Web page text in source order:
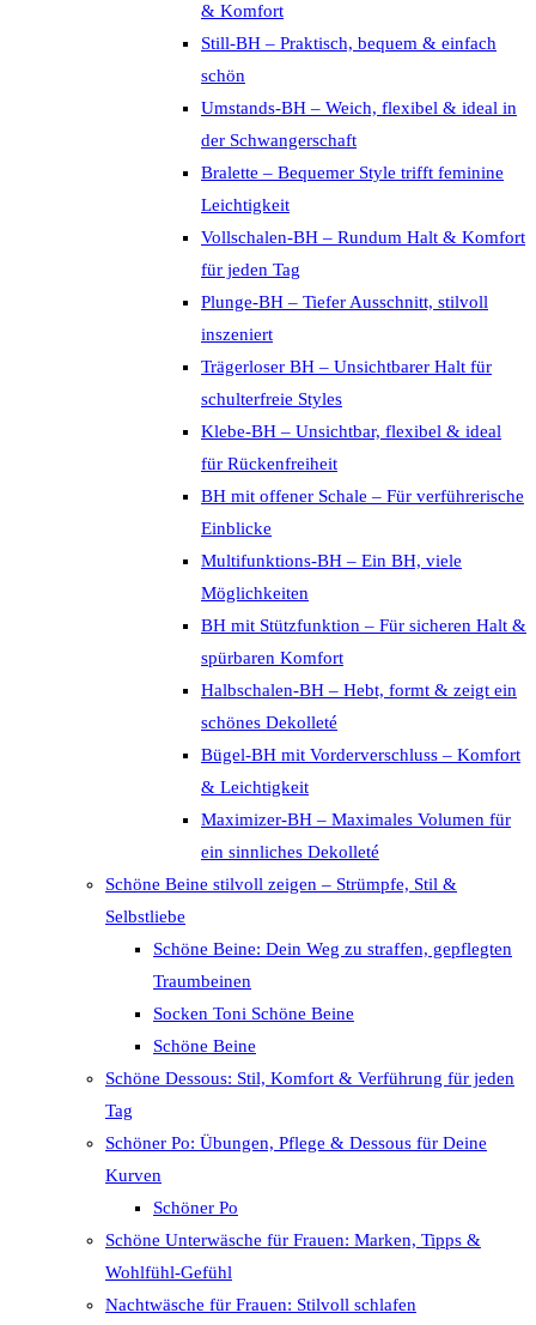
& Komfort
Still-BH – Praktisch, bequem & einfach
schön
Umstands-BH – Weich, flexibel & ideal in
der Schwangerschaft
Bralette – Bequemer Style trifft feminine
Leichtigkeit
Vollschalen-BH – Rundum Halt & Komfort
für jeden Tag
Plunge-BH – Tiefer Ausschnitt, stilvoll
inszeniert
Trägerloser BH – Unsichtbarer Halt für
schulterfreie Styles
Klebe-BH – Unsichtbar, flexibel & ideal
für Rückenfreiheit
BH mit offener Schale – Für verführerische
Einblicke
Multifunktions-BH – Ein BH, viele
Möglichkeiten
BH mit Stützfunktion – Für sicheren Halt &
spürbaren Komfort
Halbschalen-BH – Hebt, formt & zeigt ein
schönes Dekolleté
Bügel-BH mit Vorderverschluss – Komfort
& Leichtigkeit
Maximizer-BH – Maximales Volumen für
ein sinnliches Dekolleté
Schöne Beine stilvoll zeigen – Strümpfe, Stil &
Selbstliebe
Schöne Beine: Dein Weg zu straffen, gepflegten
Traumbeinen
Socken Toni Schöne Beine
Schöne Beine
Schöne Dessous: Stil, Komfort & Verführung für jeden
Tag
Schöner Po: Übungen, Pflege & Dessous für Deine
Kurven
Schöner Po
Schöne Unterwäsche für Frauen: Marken, Tipps &
Wohlfühl-Gefühl
Nachtwäsche für Frauen: Stilvoll schlafen